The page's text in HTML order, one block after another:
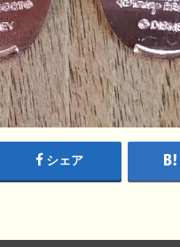
シェア